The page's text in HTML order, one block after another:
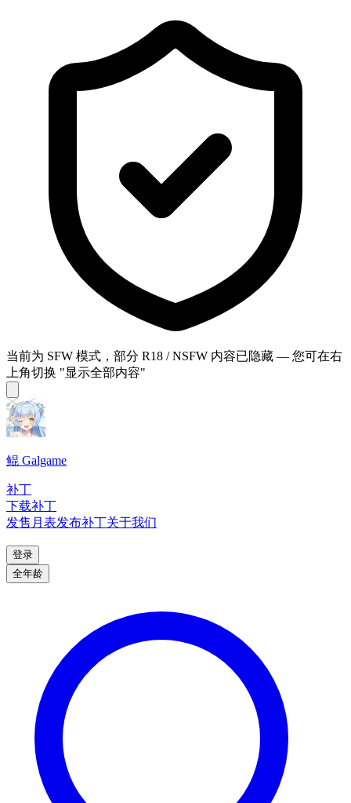
当前为 SFW 模式，部分 R18 / NSFW 内容已隐藏 — 您可在右
上角切换 "显示全部内容"
鲲 Galgame
补丁
下载补丁
发售月表发布补丁关于我们
登录
全年龄